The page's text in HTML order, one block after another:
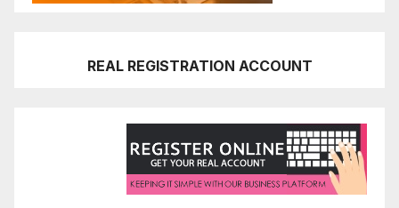
REAL REGISTRATION ACCOUNT